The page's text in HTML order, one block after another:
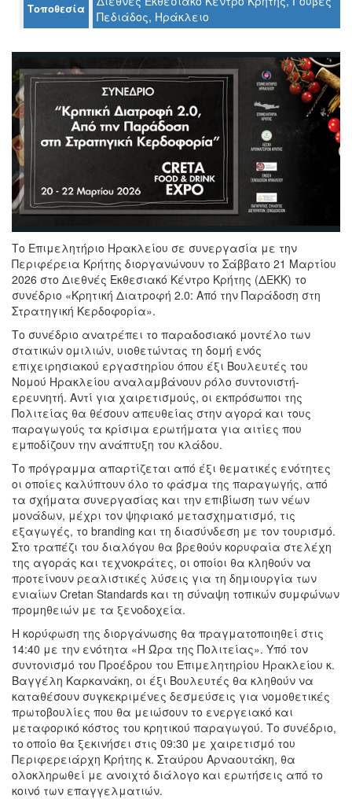
ΜΑΣ
ΔΗΜΟΣ
ΠΟΛΙΤΙΣΜΟΣ
ΑΝΘΕΚΤΙΚΗ
ΠΟΛΗ
Τοποθεσία
Πεδιάδος, Ηράκλειο
Το Επιμελητήριο Ηρακλείου σε συνεργασία με την
Περιφέρεια Κρήτης διοργανώνουν το Σάββατο 21 Μαρτίου
2026 στο Διεθνές Εκθεσιακό Κέντρο Κρήτης (ΔΕΚΚ) το
συνέδριο «Κρητική Διατροφή 2.0: Από την Παράδοση στη
Στρατηγική Κερδοφορία».
Το συνέδριο ανατρέπει το παραδοσιακό μοντέλο των
στατικών ομιλιών, υιοθετώντας τη δομή ενός
επιχειρησιακού εργαστηρίου όπου έξι Βουλευτές του
Νομού Ηρακλείου αναλαμβάνουν ρόλο συντονιστή-
ερευνητή. Αντί για χαιρετισμούς, οι εκπρόσωποι της
Πολιτείας θα θέσουν απευθείας στην αγορά και τους
παραγωγούς τα κρίσιμα ερωτήματα για αιτίες που
εμποδίζουν την ανάπτυξη του κλάδου.
Το πρόγραμμα απαρτίζεται από έξι θεματικές ενότητες
οι οποίες καλύπτουν όλο το φάσμα της παραγωγής, από
τα σχήματα συνεργασίας και την επιβίωση των νέων
μονάδων, μέχρι τον ψηφιακό μετασχηματισμό, τις
εξαγωγές, το branding και τη διασύνδεση με τον τουρισμό.
Στο τραπέζι του διαλόγου θα βρεθούν κορυφαία στελέχη
της αγοράς και τεχνοκράτες, οι οποίοι θα κληθούν να
προτείνουν ρεαλιστικές λύσεις για τη δημιουργία των
ενιαίων Cretan Standards και τη σύναψη τοπικών συμφώνων
προμηθειών με τα ξενοδοχεία.
Η κορύφωση της διοργάνωσης θα πραγματοποιηθεί στις
14:40 με την ενότητα «Η Ώρα της Πολιτείας». Υπό τον
συντονισμό του Προέδρου του Επιμελητηρίου Ηρακλείου κ.
Βαγγέλη Καρκανάκη, οι έξι Βουλευτές θα κληθούν να
καταθέσουν συγκεκριμένες δεσμεύσεις για νομοθετικές
πρωτοβουλίες που θα μειώσουν το ενεργειακό και
μεταφορικό κόστος του κρητικού παραγωγού. Το συνέδριο,
το οποίο θα ξεκινήσει στις 09:30 με χαιρετισμό του
Περιφερειάρχη Κρήτης κ. Σταύρου Αρναουτάκη, θα
ολοκληρωθεί με ανοιχτό διάλογο και ερωτήσεις από το
κοινό των επαγγελματιών.